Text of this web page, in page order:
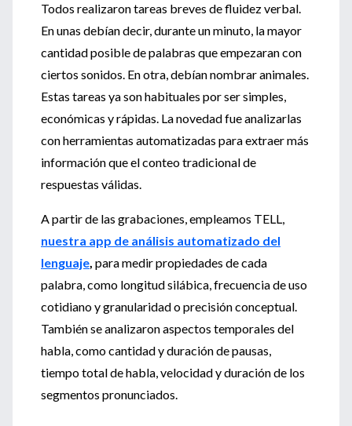
Todos realizaron tareas breves de fluidez verbal.
En unas debían decir, durante un minuto, la mayor
cantidad posible de palabras que empezaran con
ciertos sonidos. En otra, debían nombrar animales.
Estas tareas ya son habituales por ser simples,
económicas y rápidas. La novedad fue analizarlas
con herramientas automatizadas para extraer más
información que el conteo tradicional de
respuestas válidas.
A partir de las grabaciones, empleamos TELL,
nuestra app de análisis automatizado del
lenguaje, para medir propiedades de cada
palabra, como longitud silábica, frecuencia de uso
cotidiano y granularidad o precisión conceptual.
También se analizaron aspectos temporales del
habla, como cantidad y duración de pausas,
tiempo total de habla, velocidad y duración de los
segmentos pronunciados.